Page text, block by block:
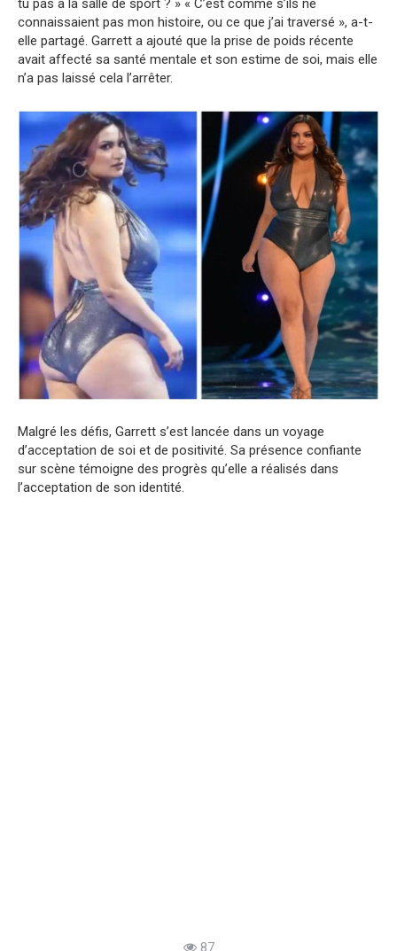
tu pas à la salle de sport ? » « C’est comme s’ils ne
connaissaient pas mon histoire, ou ce que j’ai traversé », a-t-
elle partagé. Garrett a ajouté que la prise de poids récente
avait affecté sa santé mentale et son estime de soi, mais elle
n’a pas laissé cela l’arrêter.
Malgré les défis, Garrett s’est lancée dans un voyage
d’acceptation de soi et de positivité. Sa présence confiante
sur scène témoigne des progrès qu’elle a réalisés dans
l’acceptation de son identité.
87